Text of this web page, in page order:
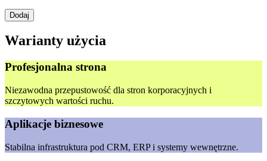
Dodaj
Warianty użycia
Profesjonalna strona
Niezawodna przepustowość dla stron korporacyjnych i
szczytowych wartości ruchu.
Aplikacje biznesowe
Stabilna infrastruktura pod CRM, ERP i systemy wewnętrzne.